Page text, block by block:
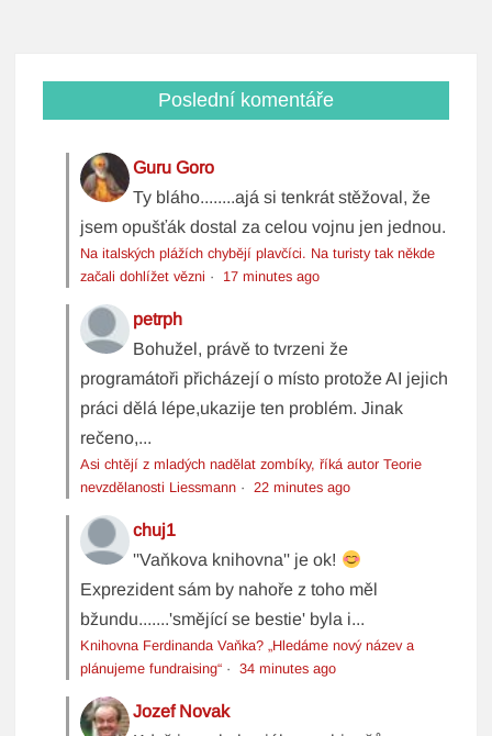
Poslední komentáře
Guru Goro
Ty bláho........ajá si tenkrát stěžoval, že
jsem opušťák dostal za celou vojnu jen jednou.
Na italských plážích chybějí plavčíci. Na turisty tak někde
začali dohlížet vězni · 17 minutes ago
petrph
Bohužel, právě to tvrzeni že
programátoři přicházejí o místo protože AI jejich
práci dělá lépe,ukazije ten problém. Jinak
rečeno,...
Asi chtějí z mladých nadělat zombíky, říká autor Teorie
nevzdělanosti Liessmann ·22 minutes ago
chuj1
''Vaňkova knihovna'' je ok!
Exprezident sám by nahoře z toho měl
bžundu.......'smějící se bestie' byla i...
Knihovna Ferdinanda Vaňka? „Hledáme nový název a
plánujeme fundraising“ ·34 minutes ago
Jozef Novak